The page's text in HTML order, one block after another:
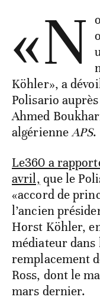
«N
Köhler», a
Polisario
Ahmed
algérienneAPS.
Le360 a
avril, que le
«accord de
l’ancien
Horst Köhler,
médiateur
remplacement
Ross, dont le
mars dernier.